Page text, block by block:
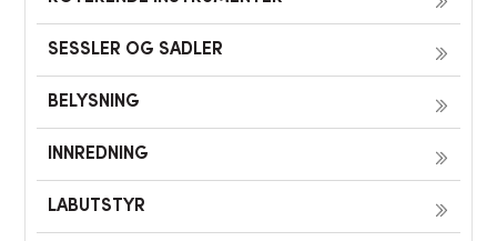
SESSLER OG SADLER
BELYSNING
INNREDNING
LABUTSTYR